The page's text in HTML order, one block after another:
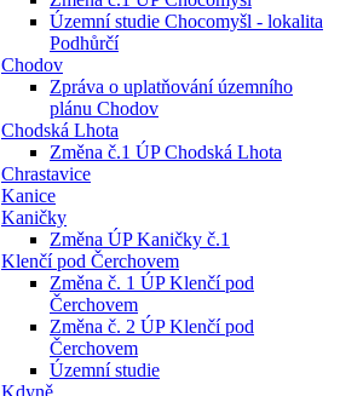
Územní studie Chocomyšl - lokalita
Podhůrčí
Chodov
Zpráva o uplatňování územního
plánu Chodov
Chodská Lhota
Změna č.1 ÚP Chodská Lhota
Chrastavice
Kanice
Kaničky
Změna ÚP Kaničky č.1
Klenčí pod Čerchovem
Změna č. 1 ÚP Klenčí pod
Čerchovem
Změna č. 2 ÚP Klenčí pod
Čerchovem
Územní studie
Kdyně